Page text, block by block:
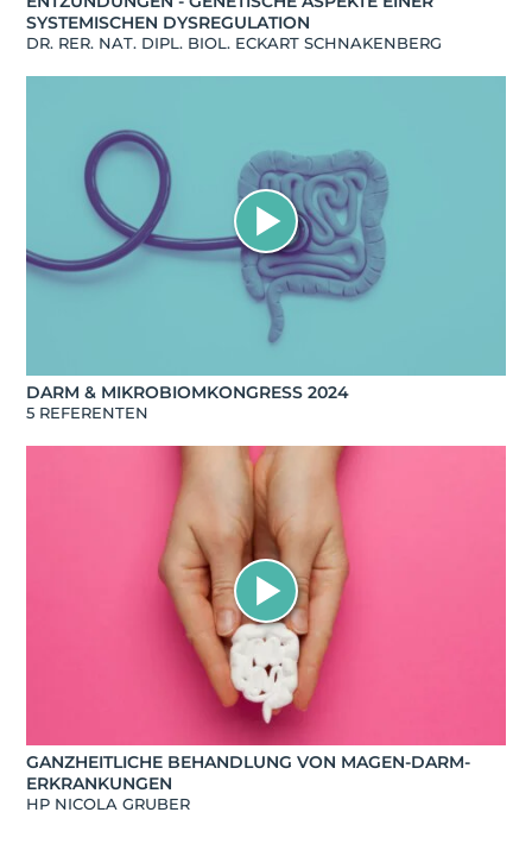
SYSTEMISCHEN DYSREGULATION
DR. RER. NAT. DIPL. BIOL. ECKART SCHNAKENBERG
DARM & MIKROBIOMKONGRESS 2024
5 REFERENTEN
GANZHEITLICHE BEHANDLUNG VON MAGEN-DARM-
ERKRANKUNGEN
HP NICOLA GRUBER